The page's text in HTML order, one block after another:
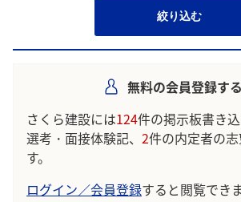
絞り込む
無料の会員登録す
さくら建設には124件の掲示板書き
選考・面接体験記、 2件の内定者の
す。
ログイン／会員登録すると閲覧できま